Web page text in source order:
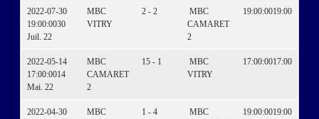
2022-07-30
19:00:0030
Juil. 22
MBC
VITRY
2 - 2
MBC
CAMARET
2
19:00:0019:00
2022-05-14
17:00:0014
Mai. 22
MBC
CAMARET
2
15 - 1
MBC
VITRY
17:00:0017:00
2022-04-30
MBC
1 - 4
MBC
19:00:0019:00